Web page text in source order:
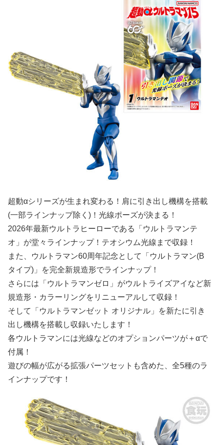
超動αシリーズが生まれ変わる！肩に引き出し機構を搭載
(一部ラインナップ除く)！光線ポーズが決まる！
2026年最新ウルトラヒーローである「ウルトラマンテ
オ」が堂々ラインナップ！テオシウム光線まで収録！
また、ウルトラマン60周年記念として「ウルトラマン(B
タイプ)」を完全新規造形でラインナップ！
さらには「ウルトラマンゼロ」がウルトライズアイなど新
規造形・カラーリングをリニューアルして収録！
そして「ウルトラマンゼット オリジナル」を新たに引き
出し機構を搭載し収録いたします！
各ウルトラマンには光線などのオプションパーツが＋αで
付属！
遊びの幅が広がる拡張パーツセットも含めた、全5種のラ
インナップです！